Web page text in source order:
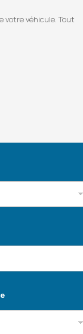
votre véhicule. Tout